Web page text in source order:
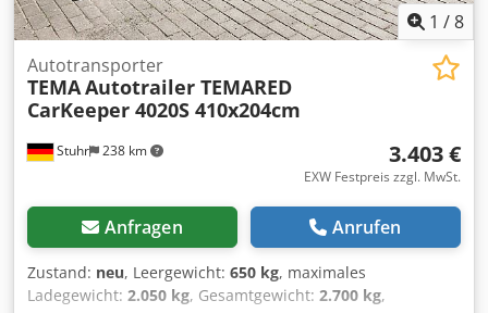
1 /8
Stuhr 238 km
Autotransporter
TEMAAutotrailer TEMARED
CarKeeper 4020S 410x204cm
3.403 €
EXW Festpreis zzgl. MwSt.
Anfragen Anrufen
Zustand: neu, Leergewicht: 650 kg, maximales
Ladegewicht: 2.050 kg, Gesamtgewicht: 2.700 kg,